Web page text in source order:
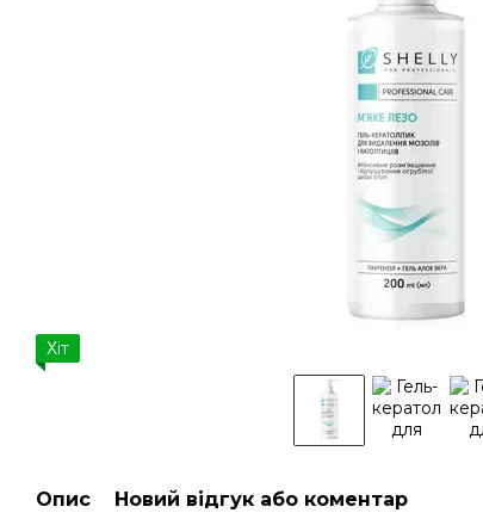
Хіт
Опис
Новий відгук або коментар